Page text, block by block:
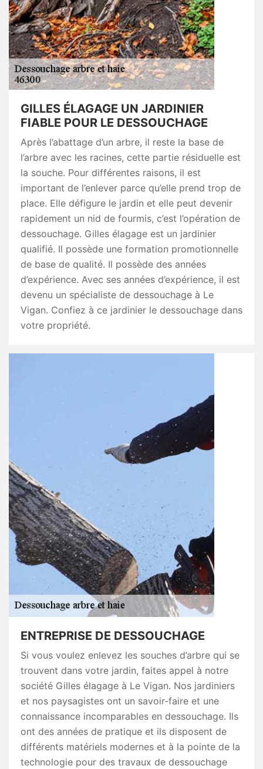
GILLES ÉLAGAGE UN JARDINIER
FIABLE POUR LE DESSOUCHAGE
Après l’abattage d’un arbre, il reste la base de
l’arbre avec les racines, cette partie résiduelle est
la souche. Pour différentes raisons, il est
important de l’enlever parce qu’elle prend trop de
place. Elle défigure le jardin et elle peut devenir
rapidement un nid de fourmis, c’est l’opération de
dessouchage. Gilles élagage est un jardinier
qualifié. Il possède une formation promotionnelle
de base de qualité. Il possède des années
d’expérience. Avec ses années d’expérience, il est
devenu un spécialiste de dessouchage à Le
Vigan. Confiez à ce jardinier le dessouchage dans
votre propriété.
ENTREPRISE DE DESSOUCHAGE
Si vous voulez enlevez les souches d’arbre qui se
trouvent dans votre jardin, faites appel à notre
société Gilles élagage à Le Vigan. Nos jardiniers
et nos paysagistes ont un savoir-faire et une
connaissance incomparables en dessouchage. Ils
ont des années de pratique et ils disposent de
différents matériels modernes et à la pointe de la
technologie pour des travaux de dessouchage